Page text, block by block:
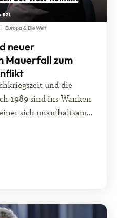
Europa & Die Welt
neuer
Mauerfall zum
und die
1989 sind ins Wanken
sich unaufhaltsam...